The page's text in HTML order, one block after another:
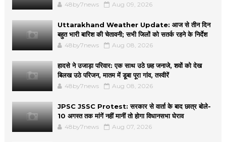
48by7news Aug 09, 2026
Uttarakhand Weather Update: आज से तीन दिन
बहुत भारी बारिश की चेतावनी; सभी जिलों को सतर्क रहने के निर्देश
48by7news Aug 08, 2026
हादसे ने उजाड़ा परिवार: एक साथ उठे छह जनाजे, शवों को देख
बिलख उठे परिजन, मातम में डूबा पूरा गांव, तस्वीरें
48by7news Aug 08, 2026
JPSC JSSC Protest: सरकार से वार्ता के बाद छात्र बोले-
10 अगस्त तक मांगें नहीं मानीं तो होगा विधानसभा घेराव
48by7news Aug 07, 2026